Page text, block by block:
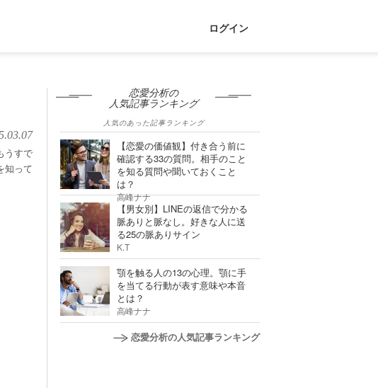
ログイン
うすで
知って
恋愛分析の
人気記事ランキング
人気のあった記事ランキング
【恋愛の価値観】付き合う前に
確認する33の質問。相手のこと
を知る質問や聞いておくこと
は？
高峰ナナ
【男女別】LINEの返信で分かる
脈ありと脈なし。好きな人に送
る25の脈ありサイン
K.T
顎を触る人の13の心理。顎に手
を当てる行動が表す意味や本音
とは？
高峰ナナ
恋愛分析の人気記事ランキング